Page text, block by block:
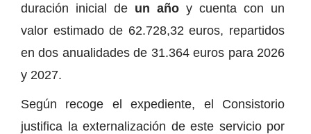
duración inicial de un año y cuenta con un
valor estimado de 62.728,32 euros, repartidos
en dos anualidades de 31.364 euros para 2026
y 2027.
Según recoge el expediente, el Consistorio
justifica la externalización de este servicio por